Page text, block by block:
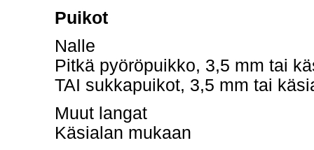
Puikot
Nalle
Pitkä pyöröpuikko, 3,5 mm tai
TAI sukkapuikot, 3,5 mm tai
Muut langat
Käsialan mukaan